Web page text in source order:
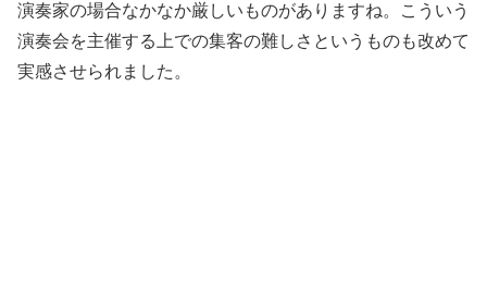
演奏家の場合なかなか厳しいものがありますね。こういう
演奏会を主催する上での集客の難しさというものも改めて
実感させられました。